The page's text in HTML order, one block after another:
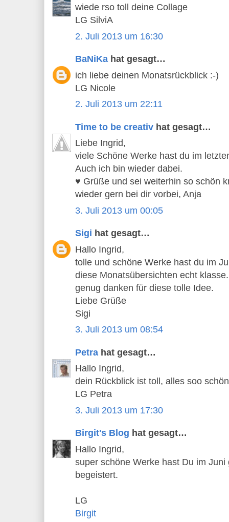
wiede rso toll deine Collage
LG SilviA
2. Juli 2013 um 16:30
BaNiKa hat gesagt…
ich liebe deinen Monatsrückblick :-)
LG Nicole
2. Juli 2013 um 22:11
Time to be creativ hat gesagt…
Liebe Ingrid,
viele Schöne Werke hast du im
Auch ich bin wieder dabei.
♥ Grüße und sei weiterhin so schön
wieder gern bei dir vorbei, Anja
3. Juli 2013 um 00:05
Sigi hat gesagt…
Hallo Ingrid,
tolle und schöne Werke hast du im
diese Monatsübersichten echt
genug danken für diese tolle Idee.
Liebe Grüße
Sigi
3. Juli 2013 um 08:54
Petra hat gesagt…
Hallo Ingrid,
dein Rückblick ist toll, alles soo
LG Petra
3. Juli 2013 um 17:30
Birgit's Blog hat gesagt…
Hallo Ingrid,
super schöne Werke hast Du im
begeistert.
LG
Birgit